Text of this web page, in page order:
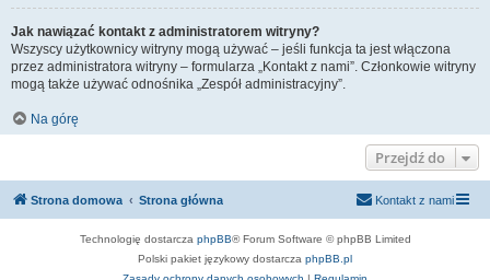
Jak nawiązać kontakt z administratorem witryny?
Wszyscy użytkownicy witryny mogą używać – jeśli funkcja ta jest włączona
przez administratora witryny – formularza „Kontakt z nami”. Członkowie witryny
mogą także używać odnośnika „Zespół administracyjny”.
Na górę
Przejdź do
Strona domowa Strona główna Kontakt z nami
Technologię dostarcza phpBB® Forum Software © phpBB Limited
Polski pakiet językowy dostarcza phpBB.pl